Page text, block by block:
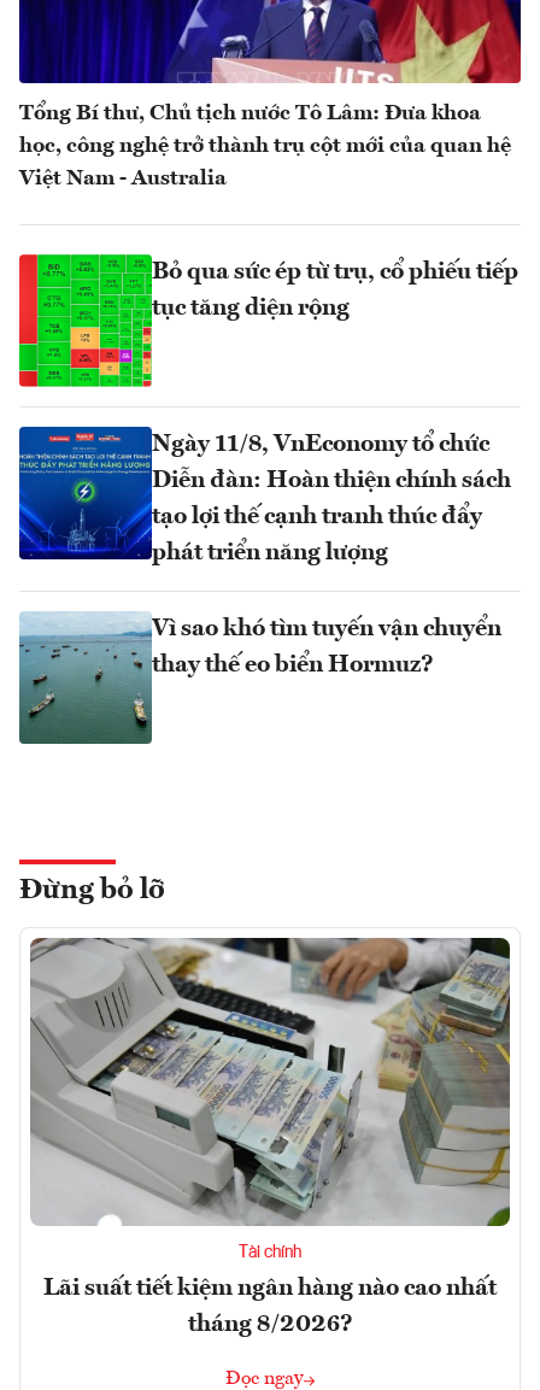
Tổng Bí thư, Chủ tịch nước Tô Lâm: Đưa khoa
học, công nghệ trở thành trụ cột mới của quan hệ
Việt Nam - Australia
Bỏ qua sức ép từ trụ, cổ phiếu tiếp
tục tăng diện rộng
Ngày 11/8, VnEconomy tổ chức
Diễn đàn: Hoàn thiện chính sách
tạo lợi thế cạnh tranh thúc đẩy
phát triển năng lượng
Vì sao khó tìm tuyến vận chuyển
thay thế eo biển Hormuz?
Đừng bỏ lỡ
Tài chính
Lãi suất tiết kiệm ngân hàng nào cao nhất
tháng 8/2026?
Đọc ngay